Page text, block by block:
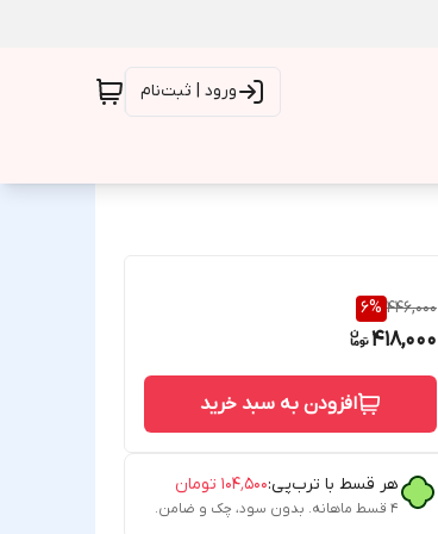
ورود | ثبت‌نام
446,000
6%
418,000
افزودن به سبد خرید
هر قسط با ترب‌پی:۱۰۴٬۵۰۰ تومان
۴ قسط ماهانه. بدون سود، چک و ضامن.